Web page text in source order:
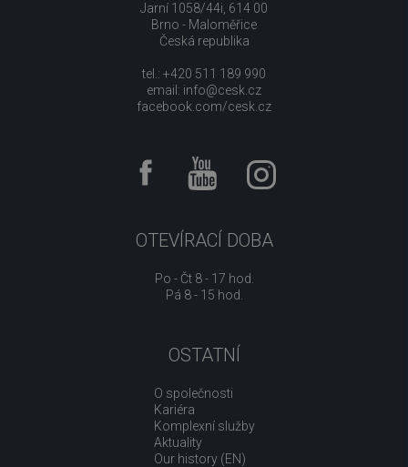
Jarní 1058/44i, 614 00
Brno - Maloměřice
Česká republika
tel.: +420 511 189 990
email: info@cesk.cz
facebook.com/cesk.cz
OTEVÍRACÍ DOBA
Po - Čt 8 - 17 hod.
Pá 8 - 15 hod.
OSTATNÍ
O společnosti
Kariéra
Komplexní služby
Aktuality
Our history (EN)